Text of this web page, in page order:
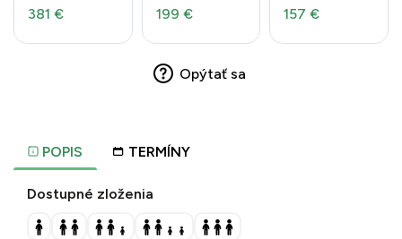
POPIS TERMÍNY
Dostupné zloženia
381 € 199 € 157 €
Opýtať sa